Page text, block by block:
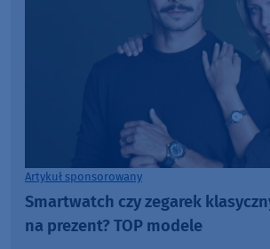
Artykuł sponsorowany
Smartwatch czy zegarek
na prezent? TOP modele